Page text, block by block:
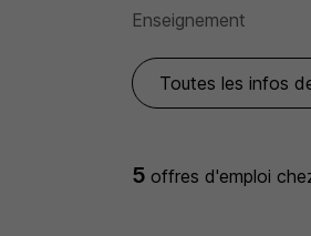
Enseignement
Toutes les infos
5offres d'emploi